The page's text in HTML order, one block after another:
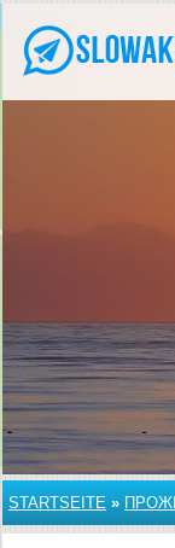
STARTSEITE »